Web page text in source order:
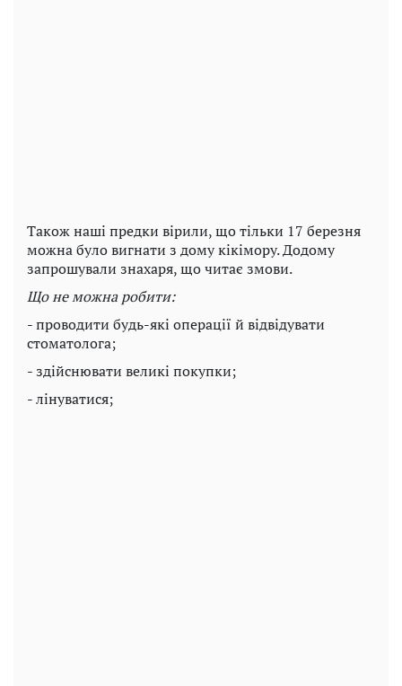
Також наші предки вірили, що тільки 17 березня
можна було вигнати з дому кікімору. Додому
запрошували знахаря, що читає змови.
Що не можна робити:
- проводити будь-які операції й відвідувати
стоматолога;
- здійснювати великі покупки;
- лінуватися;